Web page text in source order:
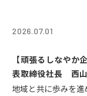
2026.07.01
【頑張るしなや
表取締役社長 西
地域と共に歩みを